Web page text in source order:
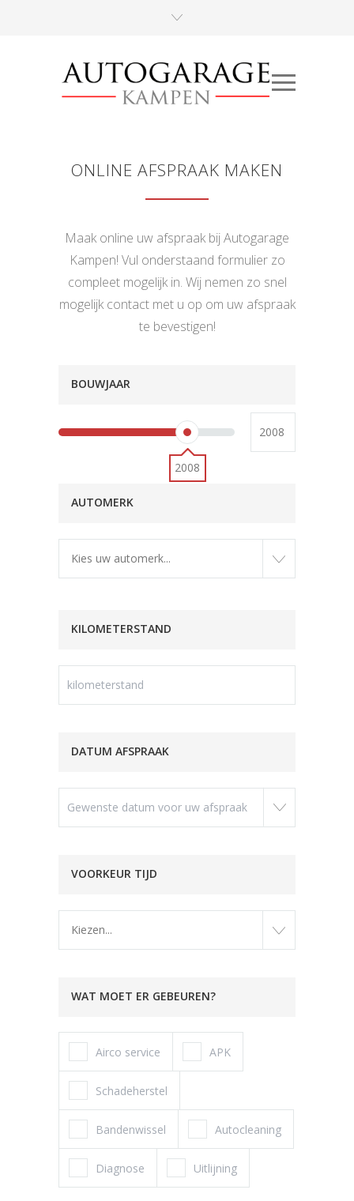
ONLINE AFSPRAAK MAKEN
Maak online uw afspraak bij Autogarage
Kampen! Vul onderstaand formulier zo
compleet mogelijk in. Wij nemen zo snel
mogelijk contact met u op om uw afspraak
te bevestigen!
BOUWJAAR
2008
AUTOMERK
Kies uw automerk...
KILOMETERSTAND
DATUM AFSPRAAK
VOORKEUR TIJD
Kiezen...
WAT MOET ER GEBEUREN?
Airco service APK
Schadeherstel
Bandenwissel Autocleaning
Diagnose Uitlijning